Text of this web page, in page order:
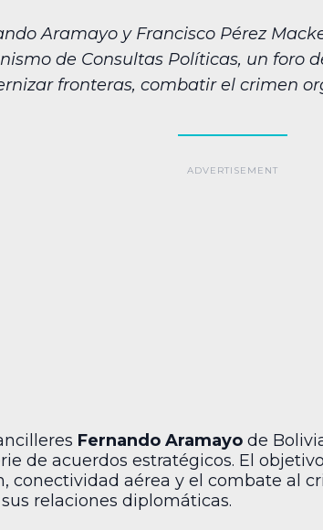
Aramayo y Francisco Pérez
de Consultas Políticas, un foro
fronteras, combatir el crimen
Fernando Aramayo de
de acuerdos estratégicos. El
conectividad aérea y el combate al
relaciones diplomáticas.